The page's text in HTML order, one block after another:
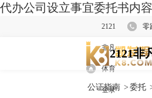
代办公司设立事宜委托书内
2121
非凡
体育
登录
零
2121非
公证指南 > 委托